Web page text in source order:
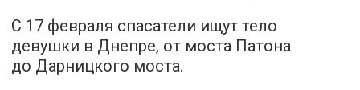
С 17 февраля спасатели ищут тело
девушки в Днепре, от моста Патона
до Дарницкого моста.